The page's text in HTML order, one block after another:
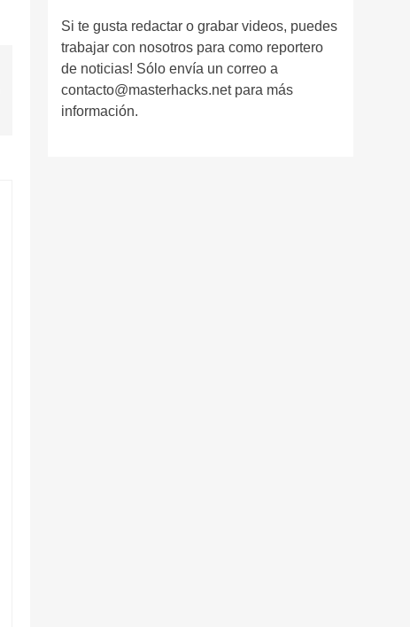
Si te gusta redactar o grabar videos, puedes
trabajar con nosotros para como reportero
de noticias! Sólo envía un correo a
contacto@masterhacks.net para más
información.